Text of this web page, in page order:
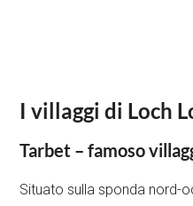
I villaggi di Loch
Tarbet – famoso
Situato sulla sponda nord-